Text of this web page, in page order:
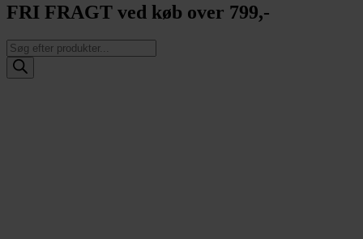
FRI FRAGT ved køb over 799,-
Products
search